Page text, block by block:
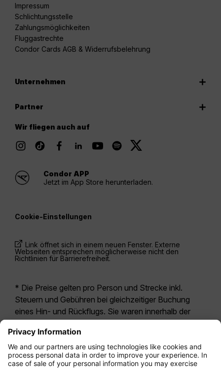
Impressum
Schlichtungsstelle
Zahlungsmöglichkeiten
Fluggastrechte
Condor Cards AGB & Widerrufsbelehrung
Unternehmen
Partner
Wir fliegen auch auf
Condor APP
Jetzt im App Store herunterladen.
Cookie-Einstellungen
Link öffnet sich in einem neuen Fenster. Externe
Webseiten entsprechen möglicherweise nicht den
Richtlinien für Barrierefreiheit.
* Die Preise gelten pro Person und Strecke inkl.
Steuern und Gebühren bei gleichzeitiger Buchung
eines Hin- und Rückflugs. Sie waren innerhalb der
möglicherweise nicht mehr aktuell. Bei den für die
Economy Class angegebenen Tarifen handelt es
sich i.d.R. um Economy Zero, unsere restriktivste